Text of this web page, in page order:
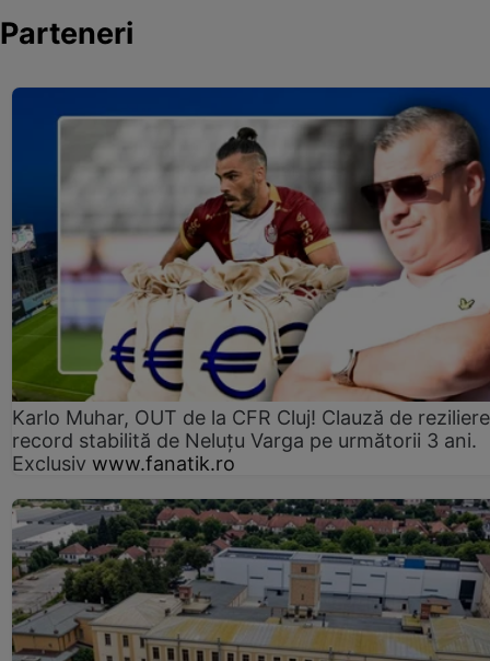
Parteneri
Karlo Muhar, OUT de la CFR Cluj! Clauză de reziliere
record stabilită de Neluțu Varga pe următorii 3 ani.
Exclusiv www.fanatik.ro